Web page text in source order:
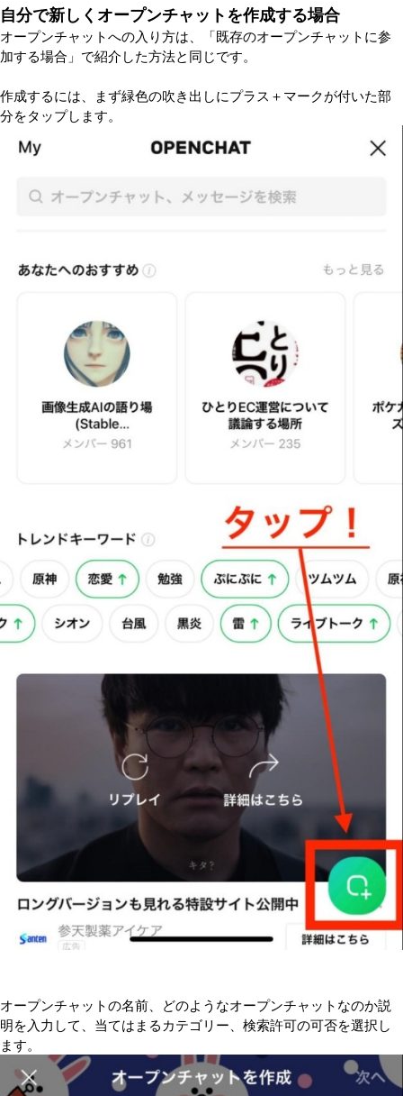
自分で新しくオープンチャットを作成する場合
オープンチャットへの入り方は、「既存のオープンチャットに参
加する場合」で紹介した方法と同じです。
作成するには、まず緑色の吹き出しにプラス＋マークが付いた部
分をタップします。
オープンチャットの名前、どのようなオープンチャットなのか説
明を入力して、当てはまるカテゴリー、検索許可の可否を選択し
ます。